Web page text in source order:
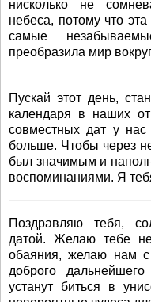
нисколько не
небеса, потому что
самые
преобразила мир
Пускай этот день,
календаря в наших
совместных дат у
больше. Чтобы через
был значимым и
воспоминаниями. Я
Поздравляю тебя,
датой. Желаю тебе
обаяния, желаю нам с
доброго
устанут биться в